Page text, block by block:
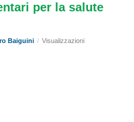
per la salute
Baiguini / Visualizzazioni